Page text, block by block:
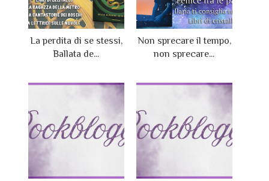
La perdita di se stessi,
Ballata de...
Non sprecare il tempo,
non sprecare...